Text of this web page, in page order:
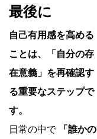
最後に
自己有用感を高める
ことは、「自分の存
在意義」を再確認す
る重要なステップで
す。
日常の中で
「誰かの